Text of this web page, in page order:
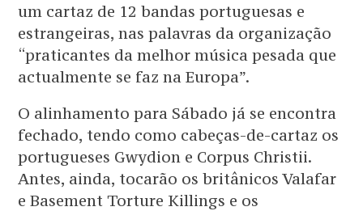
um cartaz de 12 bandas portuguesas e
estrangeiras, nas palavras da organização
“praticantes da melhor música pesada que
actualmente se faz na Europa”.
O alinhamento para Sábado já se encontra
fechado, tendo como cabeças-de-cartaz os
portugueses Gwydion e Corpus Christii.
Antes, ainda, tocarão os britânicos Valafar
e Basement Torture Killings e os